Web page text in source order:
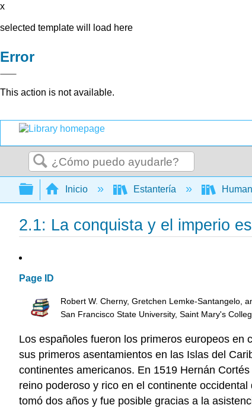
x
selected template will load here
Error
This action is not available.
Buscar
Expandir/contraer jerarquía global
Inicio Estantería
2.1: La conquista y el imperio
Page ID
Robert W. Cherny, Gretchen Lemke-Santangelo,
San Francisco State University, Saint Mary's
Los españoles fueron los primeros europeos
sus primeros asentamientos en las Islas del
continentes americanos. En 1519 Hernán
reino poderoso y rico en el continente
tomó dos años y fue posible gracias a la